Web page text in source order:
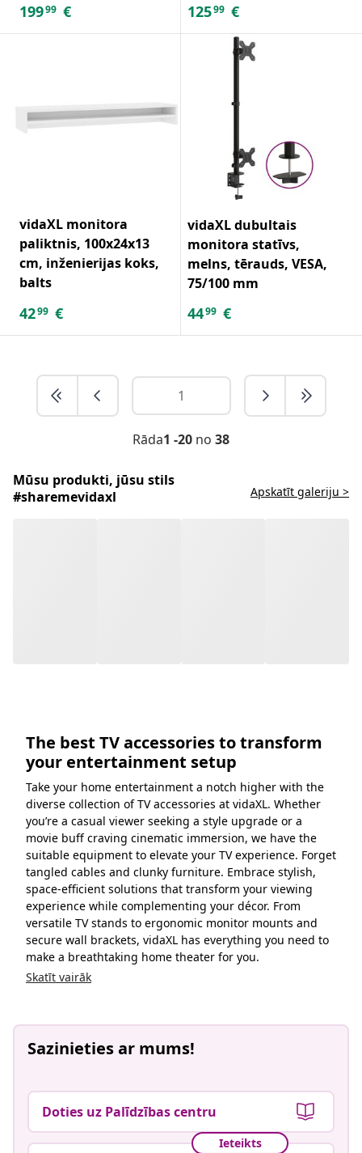
19999 € 12599 €
vidaXL monitora
paliktnis, 100x24x13
cm, inženierijas koks,
balts
4299 €
vidaXL dubultais
monitora statīvs,
melns, tērauds, VESA,
75/100 mm
4499 €
Rāda1 -20 no 38
Mūsu produkti, jūsu stils
#sharemevidaxl
Apskatīt galeriju >
The best TV accessories to transform
your entertainment setup
Take your home entertainment a notch higher with the
diverse collection of TV accessories at vidaXL. Whether
you’re a casual viewer seeking a style upgrade or a
movie buff craving cinematic immersion, we have the
suitable equipment to elevate your TV experience. Forget
tangled cables and clunky furniture. Embrace stylish,
space-efficient solutions that transform your viewing
experience while complementing your décor. From
versatile TV stands to ergonomic monitor mounts and
secure wall brackets, vidaXL has everything you need to
make a breathtaking home theater for you.
Skatīt vairāk
Sazinieties ar mums!
Doties uz Palīdzības centru
Ieteikts